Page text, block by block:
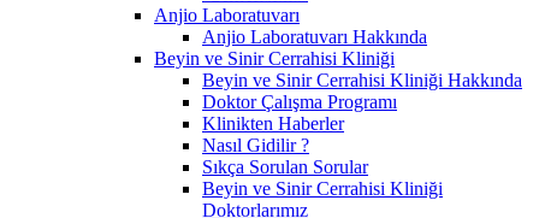
Anjio Laboratuvarı
Anjio Laboratuvarı Hakkında
Beyin ve Sinir Cerrahisi Kliniği
Beyin ve Sinir Cerrahisi Kliniği Hakkında
Doktor Çalışma Programı
Klinikten Haberler
Nasıl Gidilir ?
Sıkça Sorulan Sorular
Beyin ve Sinir Cerrahisi Kliniği
Doktorlarımız